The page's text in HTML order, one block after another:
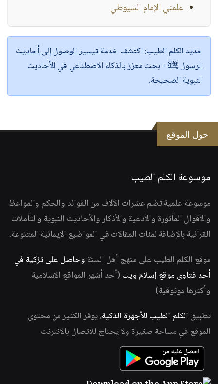
علمني الإمام السيوطي
جديد الكلم الطيب:اكتشف خدمةتيسير الوصول إلى أحاديث
الرسول ﷺ - بحث معزز بالذكاء الاصطناعي في الأحاديث
النبوية الصحيحة.
حول الموقع
موسوعة الكلم الطيب
موسوعة علمية تضم عشرات الآلاف من الفوائد والحكم والمواعظ
والأقوال المأثورة والأدعية والأذكار والأحاديث النبوية والتأملات
القرآنية بالإضافة لمئات المقالات في المواضيع الإيمانية المتنوعة.
موقع الكلم الطيب على منهج أهل السنة وحاصل على تزكية في
أحد فتاوى موقع إسلام ويب (أحد أشهر المواقع الإسلامية
وأكثرها موثوقية)
تطبيق الكلم الطيب للأجهزة الذكية، يوفر الكثير من محتوى
الموقع في مساحة صغيرة ولا يحتاج للاتصال بالانترنت